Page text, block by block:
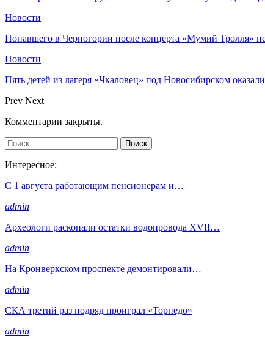
Новости
Попавшего в Черногории после концерта «Мумий Тролля»
Новости
Пять детей из лагеря «Чкаловец» под Новосибирском
Prev Next
Комментарии закрыты.
Интересное:
С 1 августа работающим пенсионерам и…
admin
Археологи раскопали остатки водопровода XVII…
admin
На Кронверкском проспекте демонтировали…
admin
СКА третий раз подряд проиграл «Торпедо»
admin